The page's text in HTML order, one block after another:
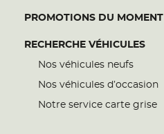
PROMOTIONS DU MOMENT
RECHERCHE VÉHICULES
Nos véhicules neufs
Nos véhicules d’occasion
Notre service carte grise